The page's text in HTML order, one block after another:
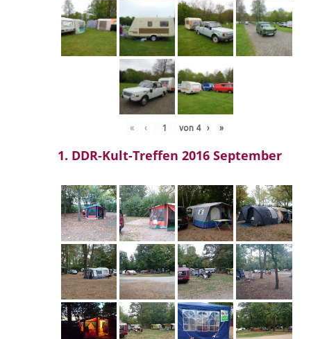
« ‹ von 4 › »
1. DDR-Kult-Treffen 2016 September